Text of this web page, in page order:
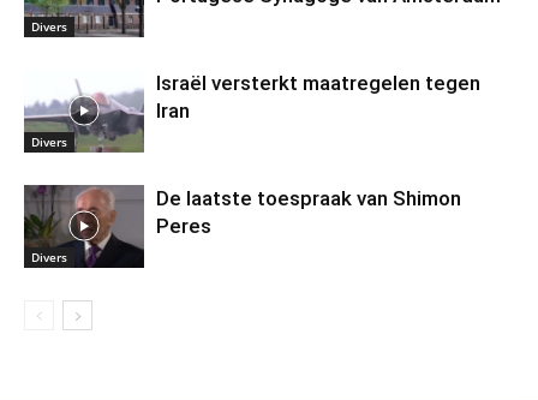
Divers
Divers
Israël versterkt maatregelen tegen
Iran
Divers
De laatste toespraak van Shimon
Peres